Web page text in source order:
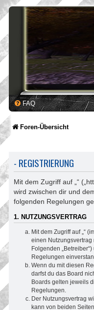
FAQ
Foren-Übersicht
- REGISTRIERUNG
Mit dem Zugriff auf „“
wird zwischen dir und
folgenden Regelungen
1. NUTZUNGSVERTRAG
Mit dem Zugriff auf „“
einen Nutzungsvertrag
Folgenden
Regelungen
Wenn du mit diesen
darfst du das Board
Boards gelten jeweils
Regelungen.
Der Nutzungsvertrag
kann von beiden